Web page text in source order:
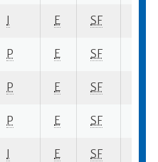
I E SF
P E SF
P E SF
P E SF
I E SF